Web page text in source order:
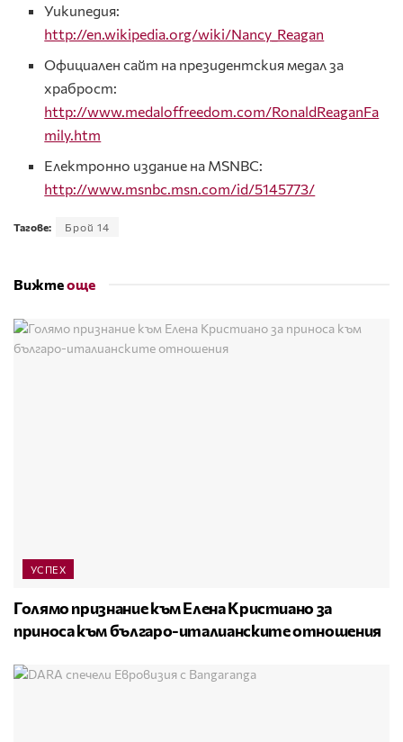
Уикипедия:
http://en.wikipedia.org/wiki/Nancy_Reagan
Официален сайт на президентския медал за
храброст:
http://www.medaloffreedom.com/RonaldReaganFa
mily.htm
Електронно издание на MSNBC:
http://www.msnbc.msn.com/id/5145773/
Тагове: Брой 14
Вижтеоще
УСПЕХ
Голямо признание към Елена Кристиано за
приноса към българо-италианските отношения